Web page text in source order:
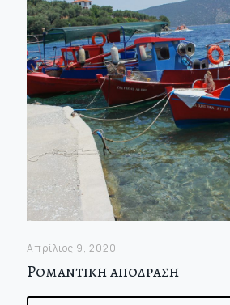
Απρίλιος 9, 2020
Ρομαντικη αποδραση